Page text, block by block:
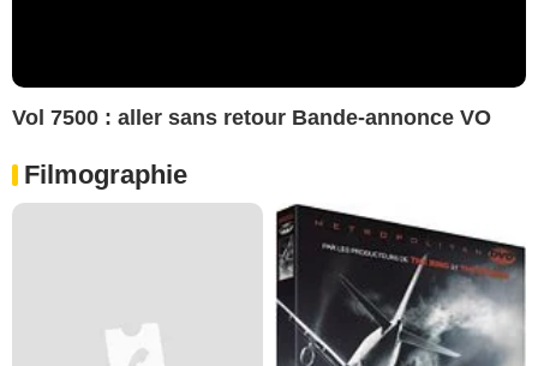
Vol 7500 : aller sans retour Bande-annonce VO
Filmographie